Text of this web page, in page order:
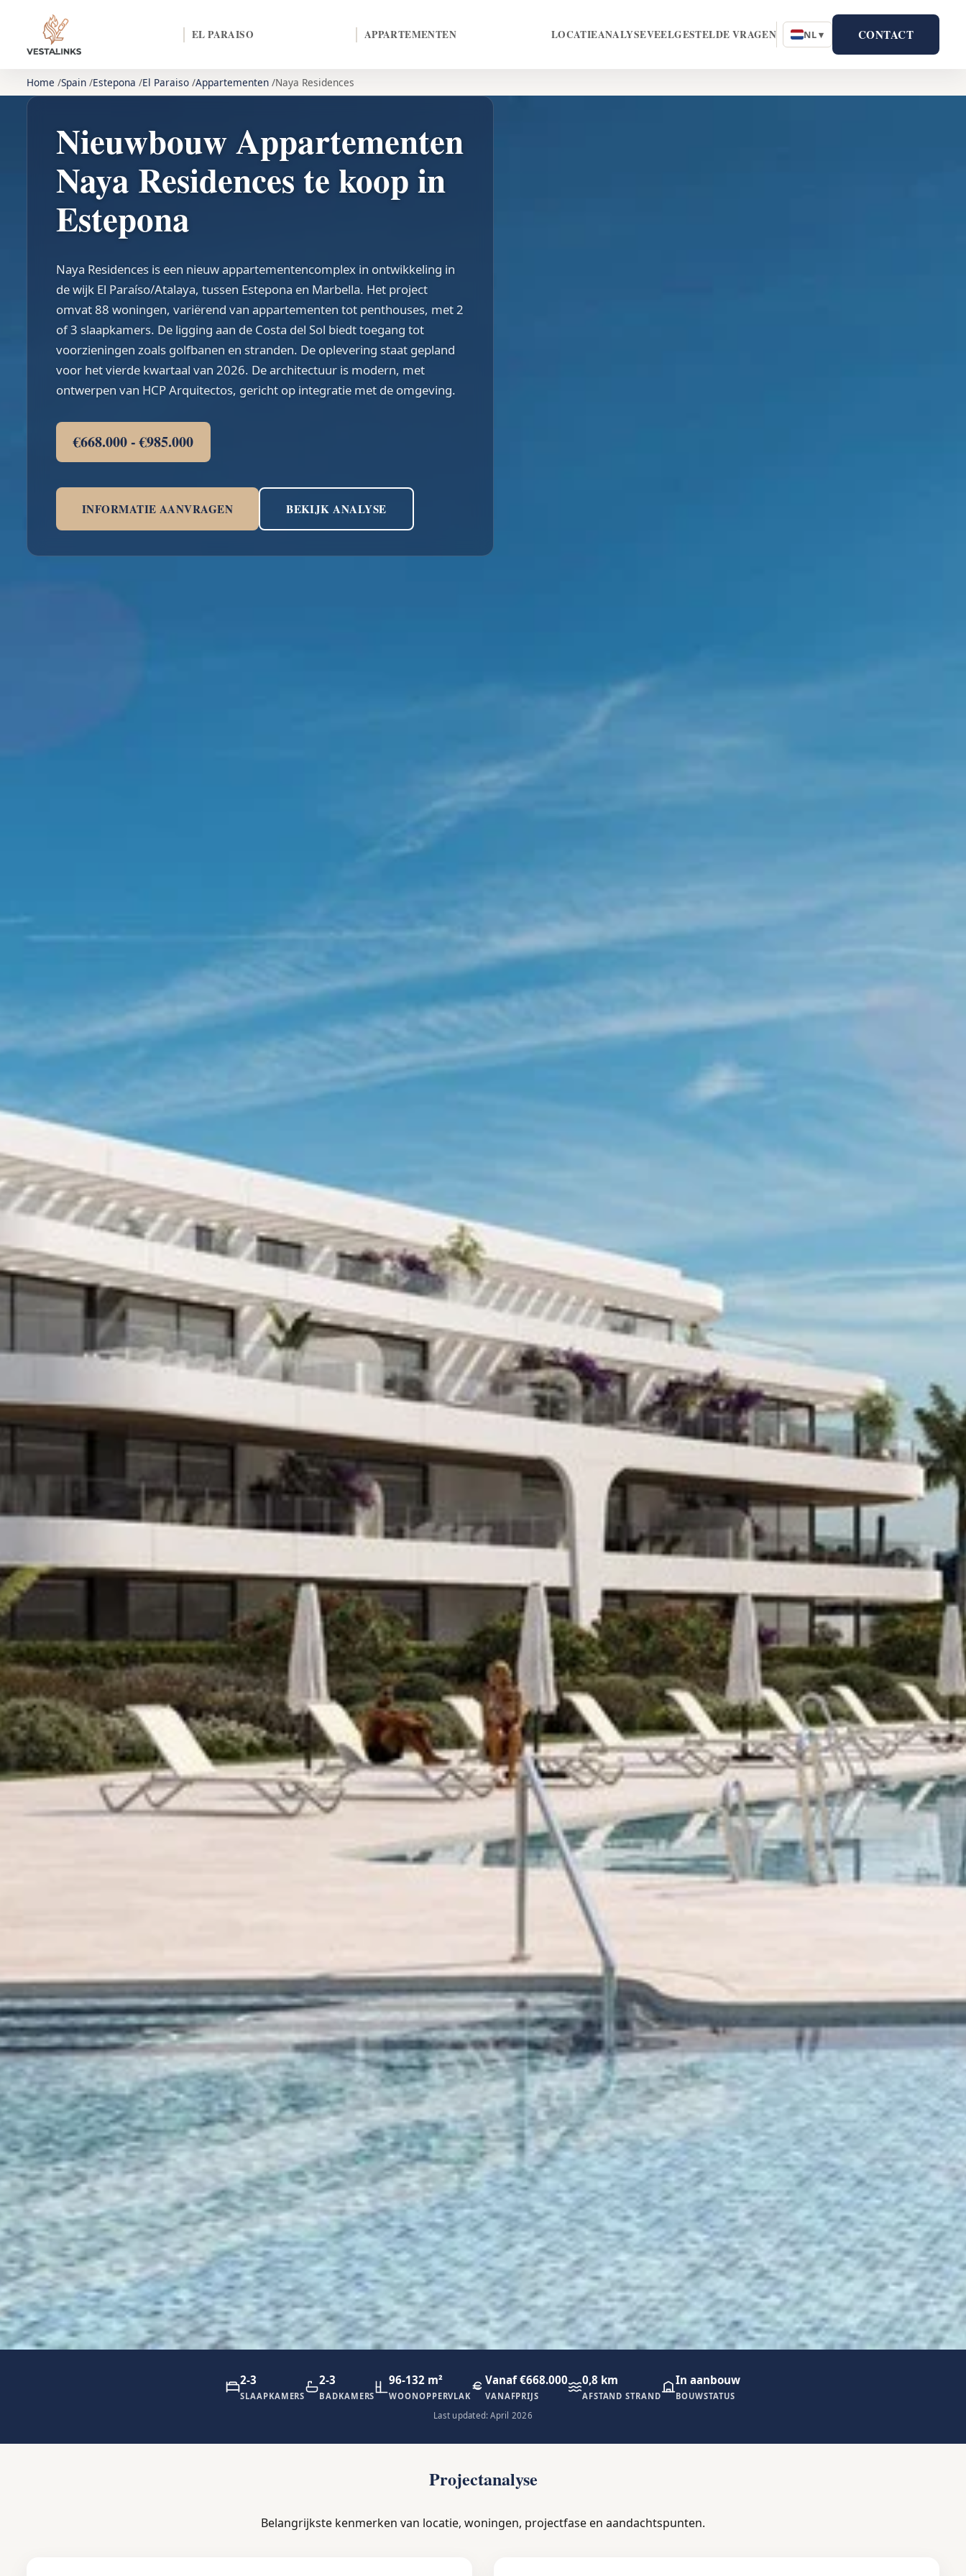
EL PARAISO APPARTEMENTEN LOCATIEANALYSEVEELGESTELDE VRAGEN NL ▾ CONTACT
Home Spain Estepona El Paraiso Appartementen Naya Residences
Nieuwbouw Appartementen
Naya Residences te koop in
Estepona
Naya Residences is een nieuw appartementencomplex in ontwikkeling in
de wijk El Paraíso/Atalaya, tussen Estepona en Marbella. Het project
omvat 88 woningen, variërend van appartementen tot penthouses, met 2
of 3 slaapkamers. De ligging aan de Costa del Sol biedt toegang tot
voorzieningen zoals golfbanen en stranden. De oplevering staat gepland
voor het vierde kwartaal van 2026. De architectuur is modern, met
ontwerpen van HCP Arquitectos, gericht op integratie met de omgeving.
€668.000 - €985.000
INFORMATIE AANVRAGEN BEKIJK ANALYSE
2-3
SLAAPKAMERS
2-3
BADKAMERS
96-132 m²
WOONOPPERVLAK
Vanaf €668.000
VANAFPRIJS
0,8 km
AFSTAND STRAND
In aanbouw
BOUWSTATUS
Last updated: April 2026
Projectanalyse
Belangrijkste kenmerken van locatie, woningen, projectfase en aandachtspunten.